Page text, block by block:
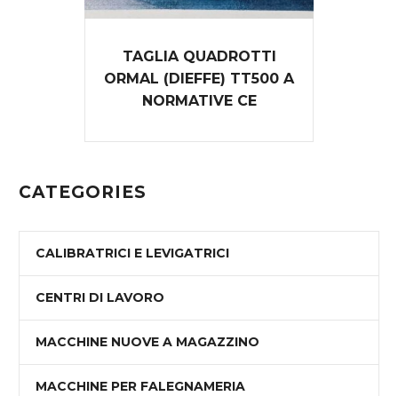
TAGLIA QUADROTTI
ORMAL (DIEFFE) TT500 A
NORMATIVE CE
CATEGORIES
CALIBRATRICI E LEVIGATRICI
CENTRI DI LAVORO
MACCHINE NUOVE A MAGAZZINO
MACCHINE PER FALEGNAMERIA